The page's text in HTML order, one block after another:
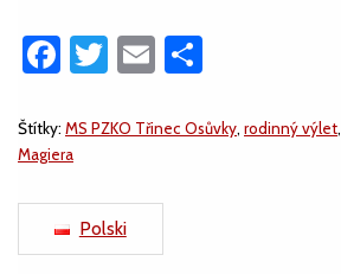
Facebook
Twitter
Email
Štítky: MS PZKO Třinec Osůvky, rodinný výlet,
Magiera
Polski